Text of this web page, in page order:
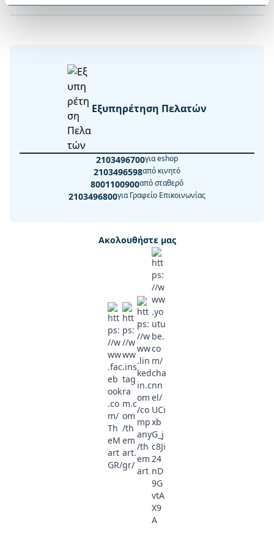
Εξυπηρέτηση Πελατών
2103496700για eshop
2103496598από κινητό
8001100900από σταθερό
2103496800για Γραφείο Επικοινωνίας
Ακολουθήστε μας